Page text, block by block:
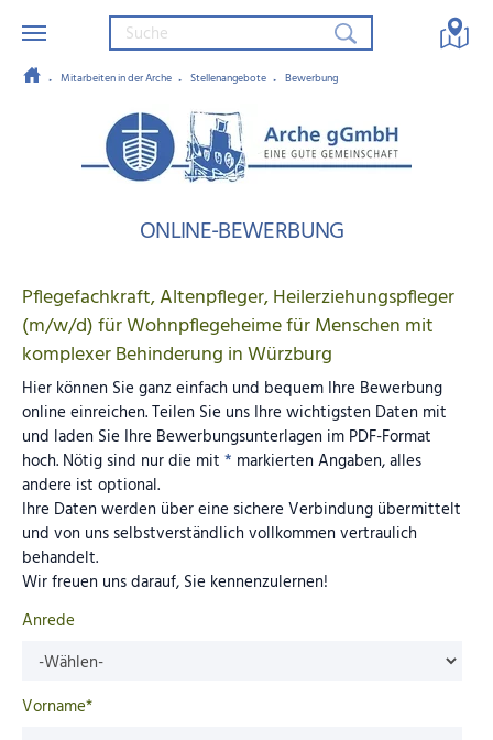
Mitarbeiten in der Arche Stellenangebote Bewerbung
ONLINE-BEWERBUNG
Pflegefachkraft, Altenpfleger, Heilerziehungspfleger
(m/w/d) für Wohnpflegeheime für Menschen mit
komplexer Behinderung in Würzburg
Hier können Sie ganz einfach und bequem Ihre Bewerbung
online einreichen. Teilen Sie uns Ihre wichtigsten Daten mit
und laden Sie Ihre Bewerbungsunterlagen im PDF-Format
hoch. Nötig sind nur die mit * markierten Angaben, alles
andere ist optional.
Ihre Daten werden über eine sichere Verbindung übermittelt
und von uns selbstverständlich vollkommen vertraulich
behandelt.
Wir freuen uns darauf, Sie kennenzulernen!
Anrede
Vorname*